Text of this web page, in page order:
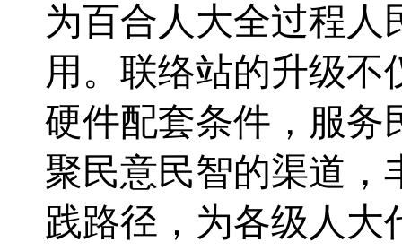
为百合人大全过程人
用。联络站的升级不
硬件配套条件， 服务
聚民意民智的渠道，
践路径 ， 为各级人大